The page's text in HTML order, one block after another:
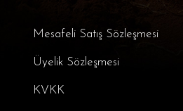
Mesafeli Satış Sözleşmesi
Üyelik Sözleşmesi
KVKK